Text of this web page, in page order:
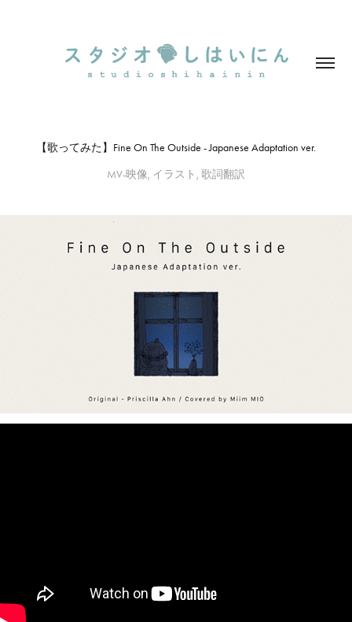
【歌ってみた】Fine On The Outside - Japanese Adaptation ver.
MV-映像, イラスト, 歌詞翻訳